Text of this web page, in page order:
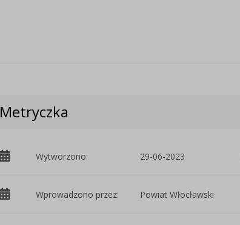
Metryczka
Wytworzono: 29-06-2023
Wprowadzono przez: Powiat Włocławski